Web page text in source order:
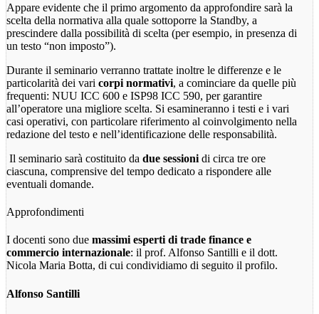
Appare evidente che il primo argomento da approfondire sarà la
scelta della normativa alla quale sottoporre la Standby, a
prescindere dalla possibilità di scelta (per esempio, in presenza di
un testo “non imposto”).
Durante il seminario verranno trattate inoltre le differenze e le
particolarità dei vari corpi normativi, a cominciare da quelle più
frequenti: NUU ICC 600 e ISP98 ICC 590, per garantire
all’operatore una migliore scelta. Si esamineranno i testi e i vari
casi operativi, con particolare riferimento al coinvolgimento nella
redazione del testo e nell’identificazione delle responsabilità.
Il seminario sarà costituito da due sessioni di circa tre ore
ciascuna, comprensive del tempo dedicato a rispondere alle
eventuali domande.
Approfondimenti
I docenti sono due massimi esperti di trade finance e
commercio internazionale: il prof. Alfonso Santilli e il dott.
Nicola Maria Botta, di cui condividiamo di seguito il profilo.
Alfonso Santilli